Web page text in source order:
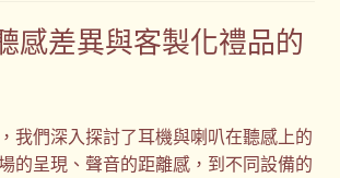
感差異與客製化禮品的
我們深入探討了耳機與喇叭在聽感上的
的呈現、聲音的距離感，到不同設備的